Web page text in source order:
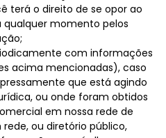
terá o direito de se opor ao
momento pelos
com informações
acima mencionadas), caso
que está agindo
ou onde foram obtidos
em nossa rede de
ou diretório público,